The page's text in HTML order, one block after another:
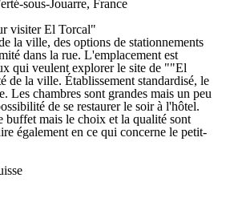
sous-Jouarre, France
visiter El Torcal"
la ville, des options de stationnements
dans la rue. L'emplacement est
qui veulent explorer le site de ""El
de la ville. Établissement standardisé, le
Les chambres sont grandes mais un peu
de se restaurer le soir à l'hôtel.
buffet mais le choix et la qualité sont
également en ce qui concerne le petit-